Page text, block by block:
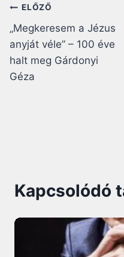
Bejegyzés
navigáció
ELŐZŐ
„Megkeresem a Jézus
anyját véle” – 100 éve
halt meg Gárdonyi
Géza
Kapcsolódó